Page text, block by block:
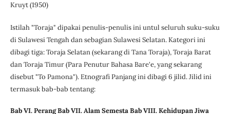
Kruyt (1950)
Istilah "Toraja" dipakai penulis-penulis ini untul seluruh suku-suku
di Sulawesi Tengah dan sebagian Sulawesi Selatan. Kategori ini
dibagi tiga: Toraja Selatan (sekarang di Tana Toraja), Toraja Barat
dan Toraja Timur (Para Penutur Bahasa Bare'e, yang sekarang
disebut "To Pamona"). Etnografi Panjang ini dibagi 6 jilid. Jilid ini
termasuk bab-bab tentang:
BabVI. Perang Bab VII. Alam Semesta Bab VIII. Kehidupan Jiwa